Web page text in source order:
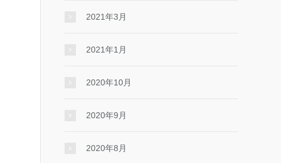
2021年3月
2021年1月
2020年10月
2020年9月
2020年8月